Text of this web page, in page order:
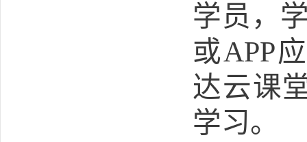
学员，
或APP
达云课
学习。